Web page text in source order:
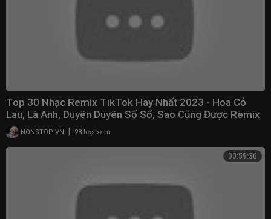
Top 30 Nhạc Remix TikTok Hay Nhất 2023 - Hoa Cỏ
Lau, Là Anh, Duyên Duyên Số Số, Sao Cũng Được Remix
NONSTOP VN 28 lượt xem
00:59:36